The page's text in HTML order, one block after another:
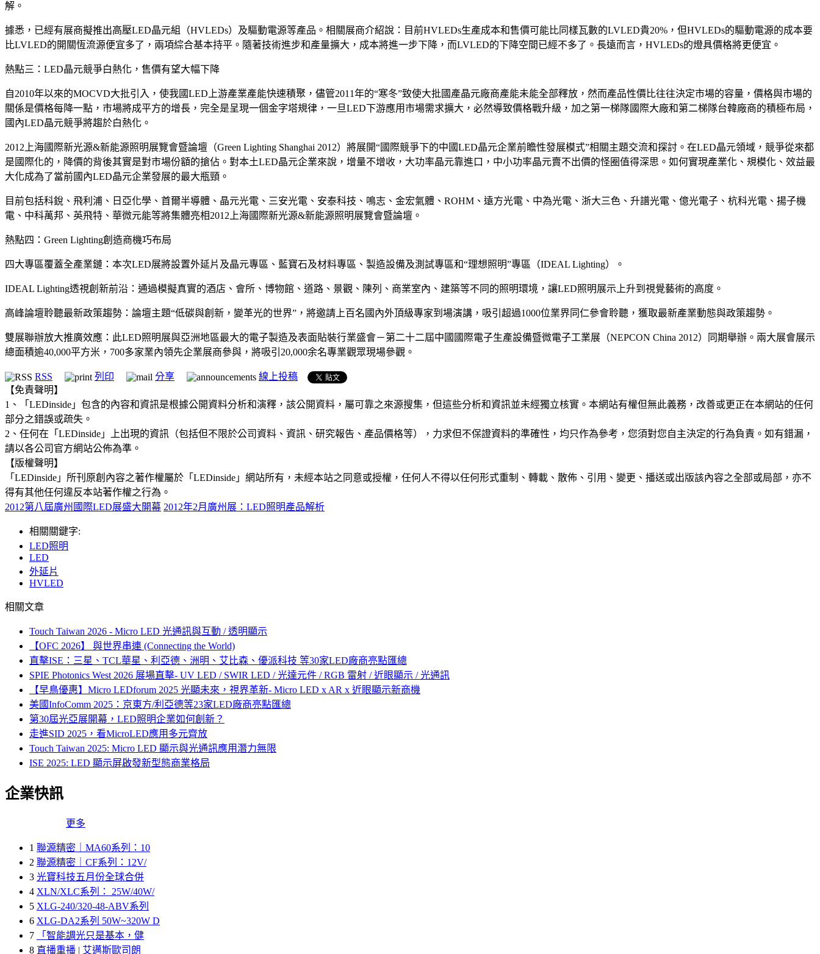
解。
據悉，已經有展商擬推出高壓LED晶元組（HVLEDs）及驅動電源等產品。相關展商介紹說：目前HVLEDs生產成本和售價可能比同樣瓦數的LVLED貴20%，但HVLEDs的驅動電源的成本要
比LVLED的開關恆流源便宜多了，兩項綜合基本持平。隨著技術進步和產量擴大，成本將進一步下降，而LVLED的下降空間已經不多了。長遠而言，HVLEDs的燈具價格將更便宜。
熱點三：LED晶元競爭白熱化，售價有望大幅下降
自2010年以來的MOCVD大批引入，使我國LED上游產業產能快速積聚，儘管2011年的“寒冬”致使大批國產晶元廠商產能未能全部釋放，然而產品性價比往往決定市場的容量，價格與市場的
關係是價格每降一點，市場將成平方的增長，完全是呈現一個金字塔規律，一旦LED下游應用市場需求擴大，必然導致價格戰升級，加之第一梯隊國際大廠和第二梯隊台韓廠商的積極布局，
國內LED晶元競爭將趨於白熱化。
2012上海國際新光源&新能源照明展覽會暨論壇（Green Lighting Shanghai 2012）將展開“國際競爭下的中國LED晶元企業前瞻性發展模式”相關主題交流和探討。在LED晶元領域，競爭從來都
是國際化的，降價的背後其實是對市場份額的搶佔。對本土LED晶元企業來說，增量不增收，大功率晶元靠進口，中小功率晶元賣不出價的怪圈值得深思。如何實現產業化、規模化、效益最
大化成為了當前國內LED晶元企業發展的最大瓶頸。
目前包括科銳、飛利浦、日亞化學、首爾半導體、晶元光電、三安光電、安泰科技、鳴志、金宏氣體、ROHM、遠方光電、中為光電、浙大三色、升譜光電、億光電子、杭科光電、揚子機
電、中科萬邦、英飛特、華微元能等將集體亮相2012上海國際新光源&新能源照明展覽會暨論壇。
熱點四：Green Lighting創造商機巧布局
四大專區覆蓋全產業鏈：本次LED展將設置外延片及晶元專區、藍寶石及材料專區、製造設備及測試專區和“理想照明”專區（IDEAL Lighting）。
IDEAL Lighting透視創新前沿：通過模擬真實的酒店、會所、博物館、道路、景觀、陳列、商業室內、建築等不同的照明環境，讓LED照明展示上升到視覺藝術的高度。
高峰論壇聆聽最新政策趨勢：論壇主題“低碳與創新，變革光的世界”，將邀請上百名國內外頂級專家到場演講，吸引超過1000位業界同仁參會聆聽，獲取最新產業動態與政策趨勢。
雙展聯辦放大推廣效應：此LED照明展與亞洲地區最大的電子製造及表面貼裝行業盛會－第二十二屆中國國際電子生產設備暨微電子工業展（NEPCON China 2012）同期舉辦。兩大展會展示
總面積逾40,000平方米，700多家業內領先企業展商參與，將吸引20,000余名專業觀眾現場參觀。
RSS 列印 分享
線上投稿
【免責聲明】
1、「LEDinside」包含的內容和資訊是根據公開資料分析和演釋，該公開資料，屬可靠之來源搜集，但這些分析和資訊並未經獨立核實。本網站有權但無此義務，改善或更正在本網站的任何
部分之錯誤或疏失。
2、任何在「LEDinside」上出現的資訊（包括但不限於公司資料、資訊、研究報告、產品價格等），力求但不保證資料的準確性，均只作為參考，您須對您自主決定的行為負責。如有錯漏，
請以各公司官方網站公佈為準。
【版權聲明】
「LEDinside」所刊原創內容之著作權屬於「LEDinside」網站所有，未經本站之同意或授權，任何人不得以任何形式重制、轉載、散佈、引用、變更、播送或出版該內容之全部或局部，亦不
得有其他任何違反本站著作權之行為。
2012第八屆廣州國際LED展盛大開幕 2012年2月廣州展：LED照明產品解析
相關關鍵字:
LED照明
LED
外延片
HVLED
相關文章
Touch Taiwan 2026 - Micro LED 光通訊與互動 / 透明顯示
【OFC 2026】 與世界串連 (Connecting the World)
直擊ISE：三星、TCL華星、利亞德、洲明、艾比森、優派科技 等30家LED廠商亮點匯總
SPIE Photonics West 2026 展場直擊- UV LED / SWIR LED / 光達元件 / RGB 雷射 / 近眼顯示 / 光通訊
【早鳥優惠】Micro LEDforum 2025 光顯未來，視界革新- Micro LED x AR x 近眼顯示新商機
美國InfoComm 2025：京東方/利亞德等23家LED廠商亮點匯總
第30屆光亞展開幕，LED照明企業如何創新？
走進SID 2025，看MicroLED應用多元齊放
Touch Taiwan 2025: Micro LED 顯示與光通訊應用潛力無限
ISE 2025: LED 顯示屏啟發新型態商業格局
企業快訊
更多
1 聯源精密｜MA60系列：10
2 聯源精密｜CF系列：12V/
3 光寶科技五月份全球合併
4 XLN/XLC系列： 25W/40W/
5 XLG-240/320-48-ABV系列
6 XLG-DA2系列 50W~320W D
7
「智能調光只是基本，健
8 直播重播 | 艾邁斯歐司朗